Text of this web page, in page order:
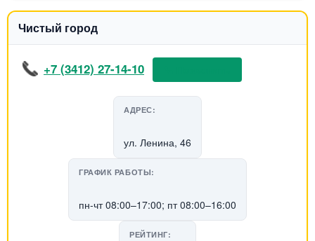
Чистый город
+7 (3412) 27-14-10
АДРЕС:
ул. Ленина, 46
ГРАФИК РАБОТЫ:
пн-чт 08:00–17:00; пт 08:00–16:00
РЕЙТИНГ: